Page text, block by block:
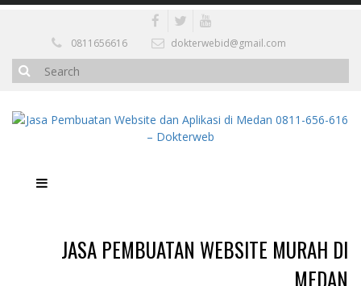
0811656616 dokterwebid@gmail.com
JASA PEMBUATAN WEBSITE MURAH DI
MEDAN